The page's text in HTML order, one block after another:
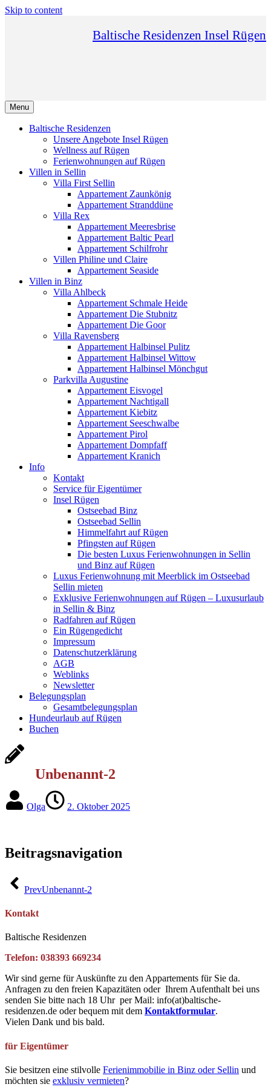
Skip to content
Baltische Residenzen Insel Rügen
Menu
Baltische Residenzen
Unsere Angebote Insel Rügen
Wellness auf Rügen
Ferienwohnungen auf Rügen
Villen in Sellin
Villa First Sellin
Appartement Zaunkönig
Appartement Stranddüne
Villa Rex
Appartement Meeresbrise
Appartement Baltic Pearl
Appartement Schilfrohr
Villen Philine und Claire
Appartement Seaside
Villen in Binz
Villa Ahlbeck
Appartement Schmale Heide
Appartement Die Stubnitz
Appartement Die Goor
Villa Ravensberg
Appartement Halbinsel Pulitz
Appartement Halbinsel Wittow
Appartement Halbinsel Mönchgut
Parkvilla Augustine
Appartement Eisvogel
Appartement Nachtigall
Appartement Kiebitz
Appartement Seeschwalbe
Appartement Pirol
Appartement Dompfaff
Appartement Kranich
Info
Kontakt
Service für Eigentümer
Insel Rügen
Ostseebad Binz
Ostseebad Sellin
Himmelfahrt auf Rügen
Pfingsten auf Rügen
Die besten Luxus Ferienwohnungen in Sellin
und Binz auf Rügen
Luxus Ferienwohnung mit Meerblick im Ostseebad
Sellin mieten
Exklusive Ferienwohnungen auf Rügen – Luxusurlaub
in Sellin & Binz
Radfahren auf Rügen
Ein Rügengedicht
Impressum
Datenschutzerklärung
AGB
Weblinks
Newsletter
Belegungsplan
Gesamtbelegungsplan
Hundeurlaub auf Rügen
Buchen
Unbenannt-2
Olga 2. Oktober 2025
Beitragsnavigation
PrevUnbenannt-2
Kontakt
Baltische Residenzen
Telefon: 038393 669234
Wir sind gerne für Auskünfte zu den Appartements für Sie da.
Anfragen zu den freien Kapazitäten oder Ihrem Aufenthalt bei uns
senden Sie bitte nach 18 Uhr per Mail: info(at)baltische-
residenzen.de oder bequem mit dem Kontaktformular.
Vielen Dank und bis bald.
für Eigentümer
Sie besitzen eine stilvolle Ferienimmobilie in Binz oder Sellin und
möchten sie exklusiv vermieten?